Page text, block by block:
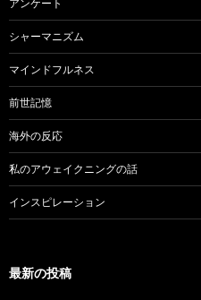
アンケート
シャーマニズム
マインドフルネス
前世記憶
海外の反応
私のアウェイクニングの話
インスピレーション
最新の投稿